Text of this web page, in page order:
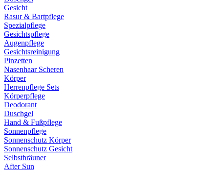
Gesicht
Rasur & Bartpflege
Spezialpflege
Gesichtspflege
Augenpflege
Gesichtsreinigung
Pinzetten
Nasenhaar Scheren
Körper
Herrenpflege Sets
Körperpflege
Deodorant
Duschgel
Hand & Fußpflege
Sonnenpflege
Sonnenschutz Körper
Sonnenschutz Gesicht
Selbstbräuner
After Sun